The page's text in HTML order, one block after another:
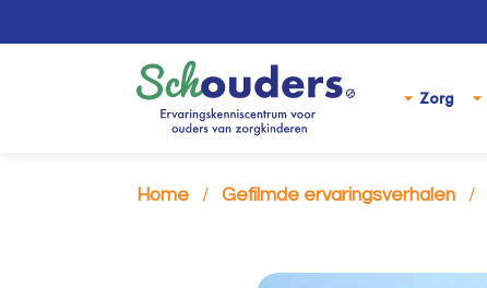
Zorg
Home Gefilmde ervaringsverhalen